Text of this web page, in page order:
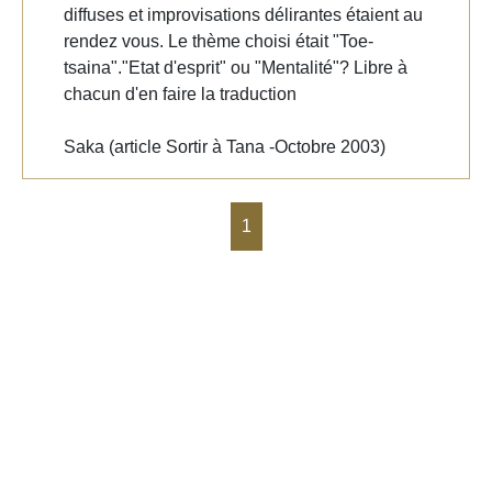
diffuses et improvisations délirantes étaient au
rendez vous. Le thème choisi était "Toe-
tsaina"."Etat d'esprit" ou "Mentalité"? Libre à
chacun d'en faire la traduction
Saka (article Sortir à Tana -Octobre 2003)
1